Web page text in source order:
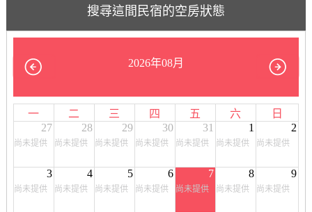
搜尋這間民宿的空房狀態
2026年08月
一 二 三 四 五 六
日
27
尚未提供
28
尚未提供
29
尚未提供
30
尚未提供
31
尚未提供
1
尚未提供
2
尚未提供
3
尚未提供
4
尚未提供
5
尚未提供
6
尚未提供
7
尚未提供
8
尚未提供
9
尚未提供